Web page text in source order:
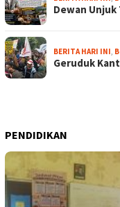
Dewan Unjuk
BERITA HARI INI,
Geruduk
PENDIDIKAN